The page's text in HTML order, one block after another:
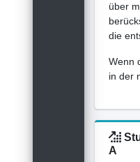
über
die
Wenn
in der
A